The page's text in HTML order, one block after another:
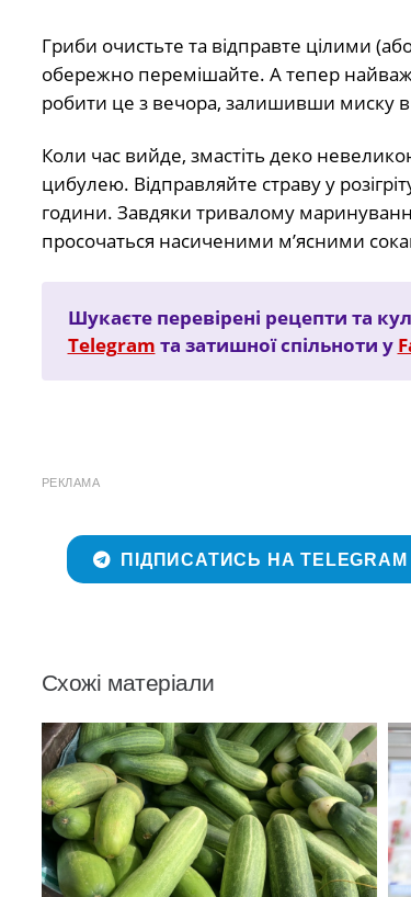
Гриби очистьте та відправте цілими
обережно перемішайте. А тепер
робити це з вечора, залишивши миску
Коли час вийде, змастіть деко
цибулею. Відправляйте страву у
години. Завдяки тривалому
просочаться насиченими м’ясними
Шукаєте перевірені рецепти та
Telegram та затишної спільноти у
РЕКЛАМА
ПІДПИСАТИСЬ НА
Схожі матеріали